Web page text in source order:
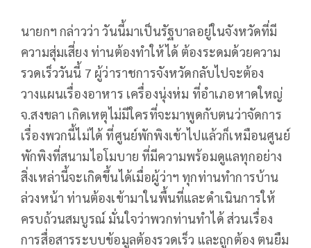
นายกฯ กล่าวว่า วันนี้มาเป็นรัฐบาลอยู่ในจังหวัดที่มี
ความสุ่มเสี่ยง ท่านต้องทำให้ได้ ต้องระดมด้วยความ
รวดเร็ววันนี้ 7 ผู้ว่าราชการจังหวัดกลับไปจะต้อง
วางแผนเรื่องอาหาร เครื่องนุ่งห่ม ที่อำเภอหาดใหญ่
จ.สงขลา เกิดเหตุไม่มีใครที่จะมาพูดกับตนว่าจัดการ
เรื่องพวกนี้ไม่ได้ ที่ศูนย์พักพิงเข้าไปแล้วก็เหมือนศูนย์
พักพิงที่สนามไอโมบาย ที่มีความพร้อมดูแลทุกอย่าง
สิ่งเหล่านี้จะเกิดขึ้นได้เมื่อผู้ว่าฯ ทุกท่านทำการบ้าน
ล่วงหน้า ท่านต้องเข้ามาในพื้นที่และดำเนินการให้
ครบถ้วนสมบูรณ์ มั่นใจว่าพวกท่านทำได้ ส่วนเรื่อง
การสื่อสารระบบข้อมูลต้องรวดเร็ว และถูกต้อง ตนยืม